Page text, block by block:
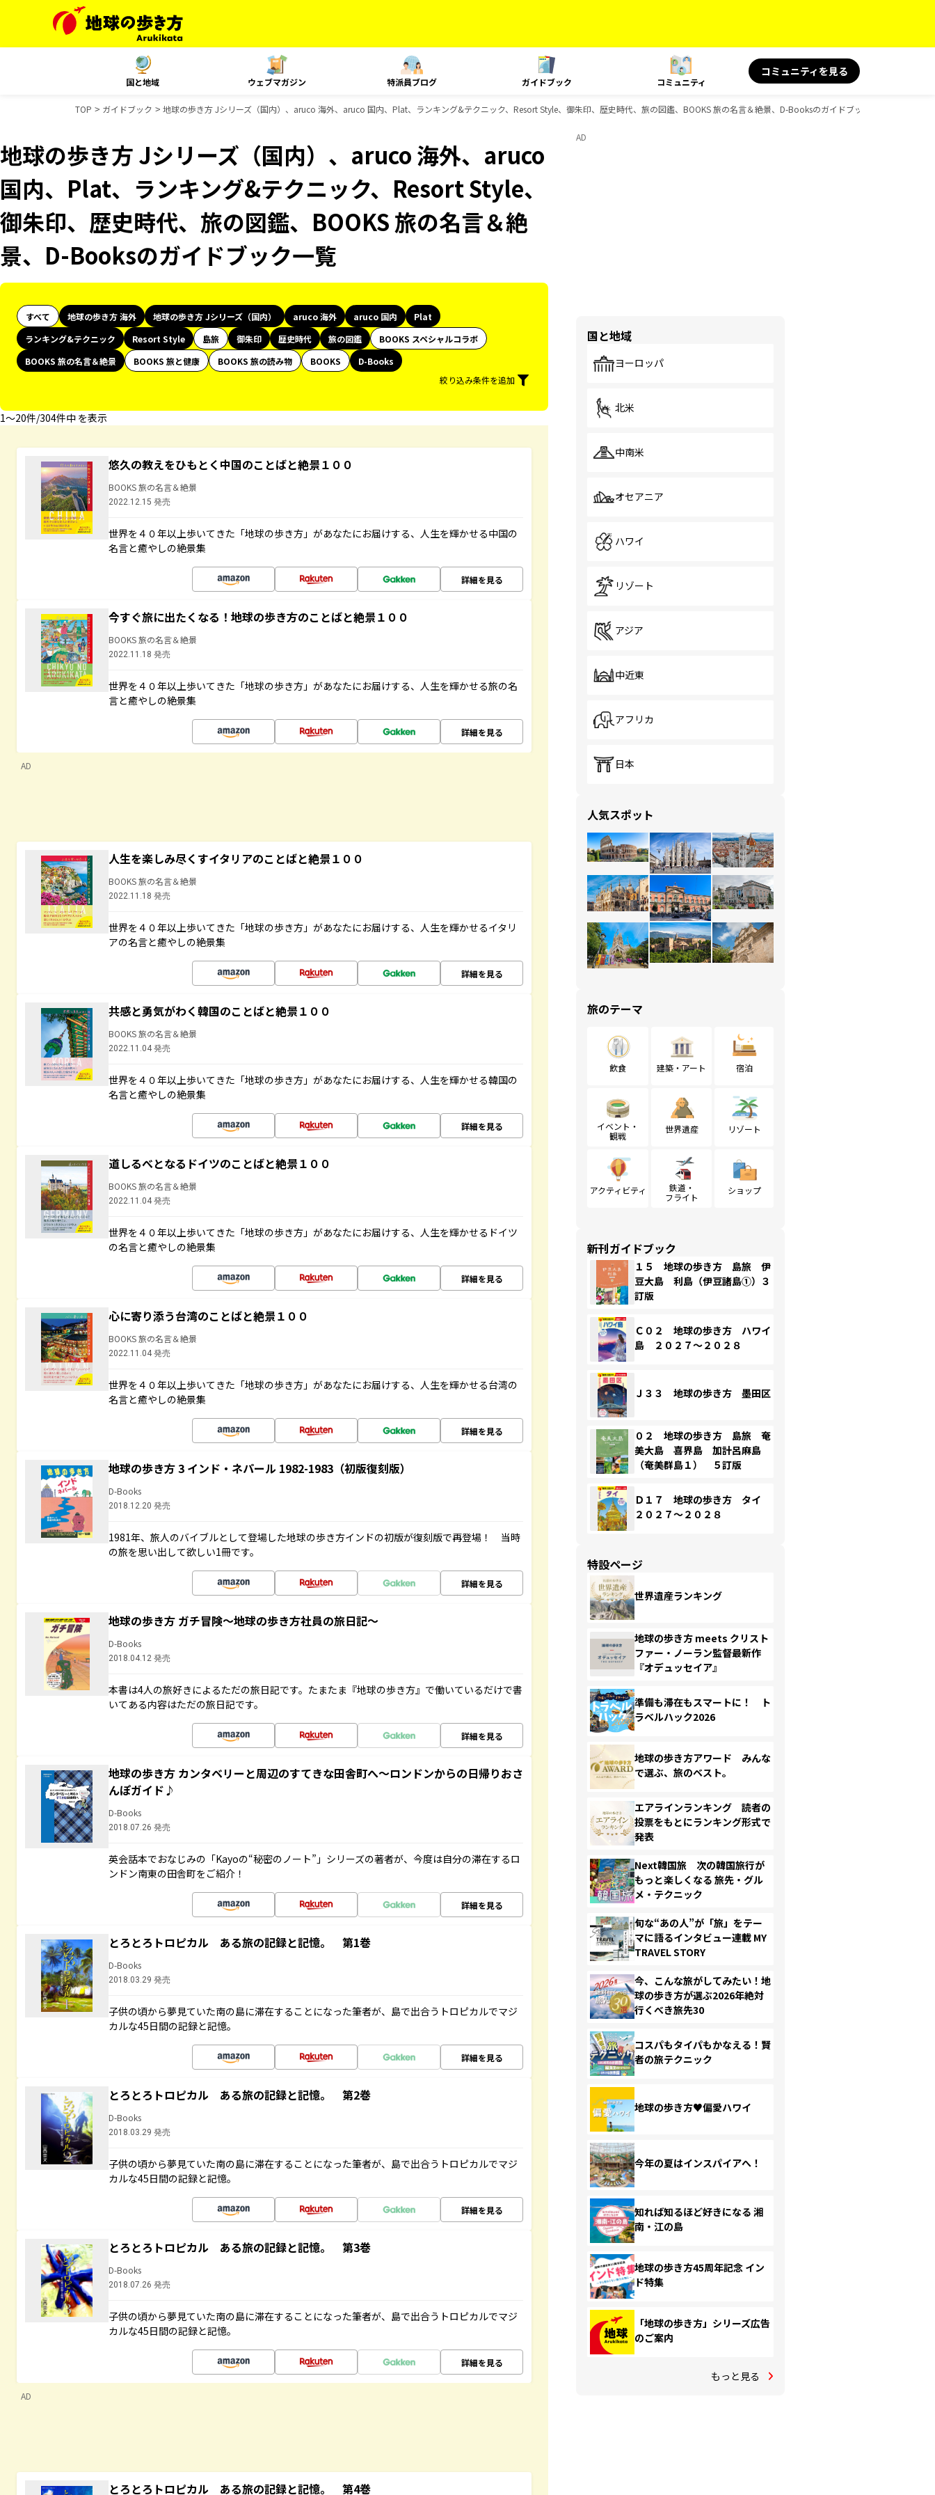
国と地域 ウェブマガジン 特派員ブログ ガイドブック コミュニティ
コミュニティを見る
TOP ガイドブック 地球の歩き方 Jシリーズ（国内）、aruco 海外、aruco 国内、Plat、ランキング&テクニック、Resort Style、御朱印、歴史時代、旅の図鑑、BOOKS 旅の名言＆絶景、D-Booksのガイドブック一覧
地球の歩き方 Jシリーズ（国内）、aruco 海外、aruco
国内、Plat、ランキング&テクニック、Resort Style、
御朱印、歴史時代、旅の図鑑、BOOKS 旅の名言＆絶
景、D-Booksのガイドブック一覧
すべて 地球の歩き方 海外 地球の歩き方 Jシリーズ（国内） aruco 海外 aruco 国内
Plat
ランキング&テクニック
Resort Style 島旅 御朱印 歴史時代 旅の図鑑
BOOKS スペシャルコラボ
BOOKS 旅の名言＆絶景
BOOKS 旅と健康 BOOKS 旅の読み物 BOOKS
D-Books
絞り込み条件を追加
1〜20件/304件中 を表示
悠久の教えをひもとく中国のことばと絶景１００
BOOKS 旅の名言＆絶景
2022.12.15 発売
世界を４０年以上歩いてきた「地球の歩き方」があなたにお届けする、人生を輝かせる中国の
名言と癒やしの絶景集
詳細を見る
今すぐ旅に出たくなる！地球の歩き方のことばと絶景１００
BOOKS 旅の名言＆絶景
2022.11.18 発売
世界を４０年以上歩いてきた「地球の歩き方」があなたにお届けする、人生を輝かせる旅の名
言と癒やしの絶景集
詳細を見る
AD
人生を楽しみ尽くすイタリアのことばと絶景１００
BOOKS 旅の名言＆絶景
2022.11.18 発売
世界を４０年以上歩いてきた「地球の歩き方」があなたにお届けする、人生を輝かせるイタリ
アの名言と癒やしの絶景集
詳細を見る
共感と勇気がわく韓国のことばと絶景１００
BOOKS 旅の名言＆絶景
2022.11.04 発売
世界を４０年以上歩いてきた「地球の歩き方」があなたにお届けする、人生を輝かせる韓国の
名言と癒やしの絶景集
詳細を見る
道しるべとなるドイツのことばと絶景１００
BOOKS 旅の名言＆絶景
2022.11.04 発売
世界を４０年以上歩いてきた「地球の歩き方」があなたにお届けする、人生を輝かせるドイツ
の名言と癒やしの絶景集
詳細を見る
心に寄り添う台湾のことばと絶景１００
BOOKS 旅の名言＆絶景
2022.11.04 発売
世界を４０年以上歩いてきた「地球の歩き方」があなたにお届けする、人生を輝かせる台湾の
名言と癒やしの絶景集
詳細を見る
地球の歩き方 3 インド・ネパール 1982-1983（初版復刻版）
D-Books
2018.12.20 発売
1981年、旅人のバイブルとして登場した地球の歩き方インドの初版が復刻版で再登場！ 当時
の旅を思い出して欲しい1冊です。
詳細を見る
地球の歩き方 ガチ冒険～地球の歩き方社員の旅日記～
D-Books
2018.04.12 発売
本書は4人の旅好きによるただの旅日記です。たまたま『地球の歩き方』で働いているだけで書
いてある内容はただの旅日記です。
詳細を見る
地球の歩き方 カンタベリーと周辺のすてきな田舎町へ～ロンドンからの日帰りおさ
んぽガイド♪
D-Books
2018.07.26 発売
英会話本でおなじみの「Kayoの“秘密のノート”」シリーズの著者が、今度は自分の滞在するロ
ンドン南東の田舎町をご紹介！
詳細を見る
とろとろトロピカル ある旅の記録と記憶。 第1巻
D-Books
2018.03.29 発売
子供の頃から夢見ていた南の島に滞在することになった筆者が、島で出合うトロピカルでマジ
カルな45日間の記録と記憶。
詳細を見る
とろとろトロピカル ある旅の記録と記憶。 第2巻
D-Books
2018.03.29 発売
子供の頃から夢見ていた南の島に滞在することになった筆者が、島で出合うトロピカルでマジ
カルな45日間の記録と記憶。
詳細を見る
とろとろトロピカル ある旅の記録と記憶。 第3巻
D-Books
2018.07.26 発売
子供の頃から夢見ていた南の島に滞在することになった筆者が、島で出合うトロピカルでマジ
カルな45日間の記録と記憶。
詳細を見る
AD
とろとろトロピカル ある旅の記録と記憶。 第4巻
AD
国と地域
ヨーロッパ
北米
中南米
オセアニア
ハワイ
リゾート
アジア
中近東
アフリカ
日本
人気スポット
旅のテーマ
飲食 建築・アート 宿泊
イベント・
観戦
世界遺産 リゾート
アクティビティ
鉄道・
フライト
ショップ
新刊ガイドブック
１５ 地球の歩き方 島旅 伊
豆大島 利島（伊豆諸島①）３
訂版
Ｃ０２ 地球の歩き方 ハワイ
島 ２０２７～２０２８
Ｊ３３ 地球の歩き方 墨田区
０２ 地球の歩き方 島旅 奄
美大島 喜界島 加計呂麻島
（奄美群島１） ５訂版
Ｄ１７ 地球の歩き方 タイ
２０２７～２０２８
特設ページ
世界遺産ランキング
地球の歩き方 meets クリスト
ファー・ノーラン監督最新作
『オデュッセイア』
準備も滞在もスマートに！ ト
ラベルハック2026
地球の歩き方アワード みんな
で選ぶ、旅のベスト。
エアラインランキング 読者の
投票をもとにランキング形式で
発表
Next韓国旅 次の韓国旅行が
もっと楽しくなる 旅先・グル
メ・テクニック
旬な“あの人”が「旅」をテー
マに語るインタビュー連載 MY
TRAVEL STORY
今、こんな旅がしてみたい！地
球の歩き方が選ぶ2026年絶対
行くべき旅先30
コスパもタイパもかなえる！賢
者の旅テクニック
地球の歩き方♥偏愛ハワイ
今年の夏はインスパイアへ！
知れば知るほど好きになる 湘
南・江の島
地球の歩き方45周年記念 イン
ド特集
「地球の歩き方」シリーズ広告
のご案内
もっと見る